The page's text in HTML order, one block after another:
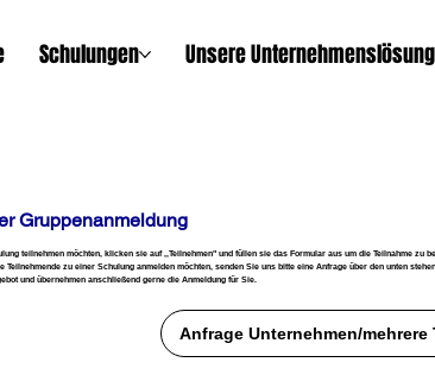
Schulungen Unsere
Gruppenanmeldung
teilnehmen möchten, klicken sie auf ,,Teilnehmen" und füllen sie das Formular aus um die Teilnahme zu
zu einer Schulung anmelden möchten, senden Sie uns bitte eine Anfrage über den unten
und übernehmen anschließend gerne die Anmeldung für Sie.
Anfrage Unternehmen/mehrere